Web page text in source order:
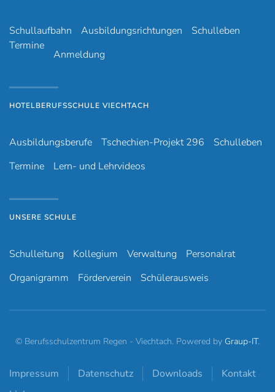
Schullaufbahn Ausbildungsrichtungen
Schulleben
Termine
Anmeldung
HOTELBERUFSSCHULE VIECHTACH
Ausbildungsberufe Tschechien-Projekt 296
Schulleben
Termine
Lern- und Lehrvideos
UNSERE SCHULE
Schulleitung Kollegium Verwaltung
Personalrat
Organigramm
Förderverein Schülerausweis
© Berufsschulzentrum Regen - Viechtach. Powered by Graup-IT.
Impressum Datenschutz Downloads
Kontakt